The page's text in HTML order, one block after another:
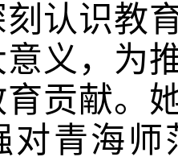
认识教
意义，为
贡献。
对青海